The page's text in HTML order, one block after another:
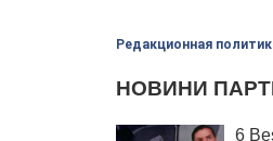
Редакционная